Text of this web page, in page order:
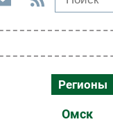
РАЗДЕЛЫ
Новости
Регионы
Омск